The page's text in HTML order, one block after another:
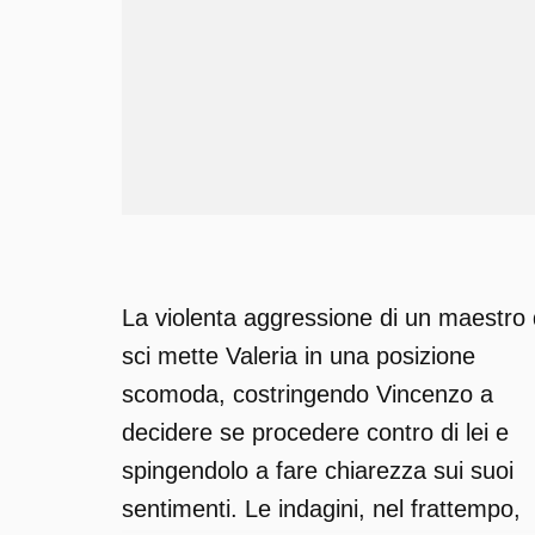
La violenta aggressione di un maestro
sci mette Valeria in una posizione
scomoda, costringendo Vincenzo a
decidere se procedere contro di lei e
spingendolo a fare chiarezza sui suoi
sentimenti. Le indagini, nel frattempo,